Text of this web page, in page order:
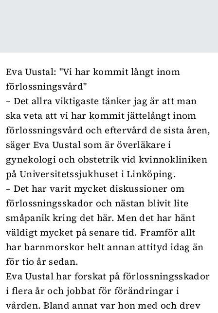
Eva Uustal: "Vi har kommit långt inom
förlossningsvård"
– Det allra viktigaste tänker jag är att man
ska veta att vi har kommit jättelångt inom
förlossningsvård och eftervård de sista åren,
säger Eva Uustal som är överläkare i
gynekologi och obstetrik vid kvinnokliniken
på Universitetssjukhuset i Linköping.
– Det har varit mycket diskussioner om
förlossningsskador och nästan blivit lite
småpanik kring det här. Men det har hänt
väldigt mycket på senare tid. Framför allt
har barnmorskor helt annan attityd idag än
för tio år sedan.
Eva Uustal har forskat på förlossningsskador
i flera år och jobbat för förändringar i
vården. Bland annat var hon med och drev